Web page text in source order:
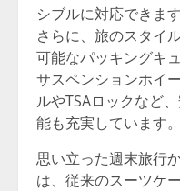
シブルに対応できます
さらに、旅のスタイ
可能なパッキングキ
サスペンションホイ
ルやTSAロックなど
能も充実しています。
思い立った週末旅行
は、従来のスーツケ